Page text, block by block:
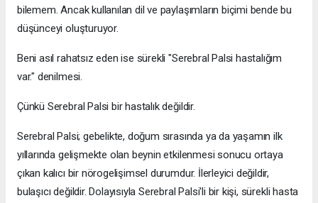
bilemem. Ancak kullanılan dil ve paylaşımların biçimi bende bu
düşünceyi oluşturuyor.
Beni asıl rahatsız eden ise sürekli "Serebral Palsi hastalığım
var." denilmesi.
Çünkü Serebral Palsi bir hastalık değildir.
Serebral Palsi; gebelikte, doğum sırasında ya da yaşamın ilk
yıllarında gelişmekte olan beynin etkilenmesi sonucu ortaya
çıkan kalıcı bir nörogelişimsel durumdur. İlerleyici değildir,
bulaşıcı değildir. Dolayısıyla Serebral Palsi'li bir kişi, sürekli hasta